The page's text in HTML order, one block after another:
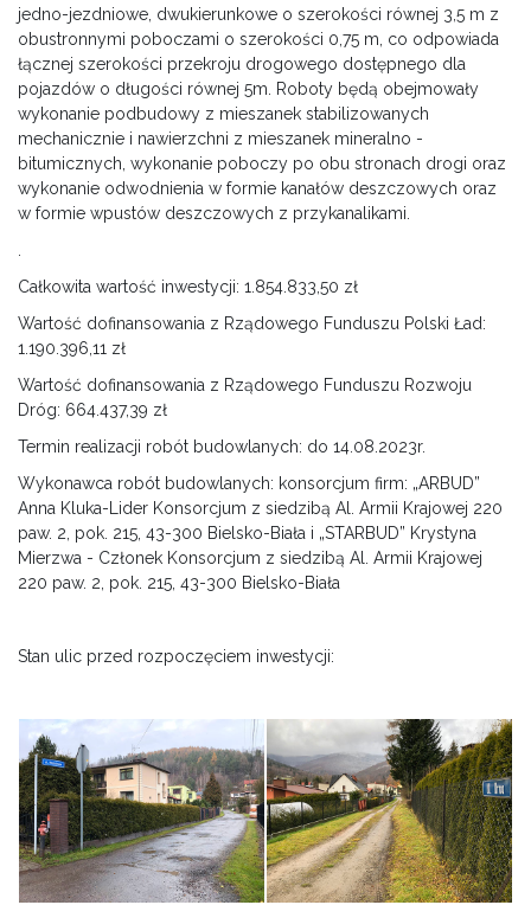
jedno-jezdniowe, dwukierunkowe o szerokości równej 3,5 m z
obustronnymi poboczami o szerokości 0,75 m, co odpowiada
łącznej szerokości przekroju drogowego dostępnego dla
pojazdów o długości równej 5m. Roboty będą obejmowały
wykonanie podbudowy z mieszanek stabilizowanych
mechanicznie i nawierzchni z mieszanek mineralno -
bitumicznych, wykonanie poboczy po obu stronach drogi oraz
wykonanie odwodnienia w formie kanałów deszczowych oraz
w formie wpustów deszczowych z przykanalikami.
Całkowita wartość inwestycji: 1.854.833,50 zł
Wartość dofinansowania z Rządowego Funduszu Polski Ład:
1.190.396,11 zł
Wartość dofinansowania z Rządowego Funduszu Rozwoju
Dróg: 664.437,39 zł
Termin realizacji robót budowlanych: do 14.08.2023r.
Wykonawca robót budowlanych: konsorcjum firm: „ARBUD”
Anna Kluka-Lider Konsorcjum z siedzibą Al. Armii Krajowej 220
paw. 2, pok. 215, 43-300 Bielsko-Biała i „STARBUD” Krystyna
Mierzwa - Członek Konsorcjum z siedzibą Al. Armii Krajowej
220 paw. 2, pok. 215, 43-300 Bielsko-Biała
Stan ulic przed rozpoczęciem inwestycji: